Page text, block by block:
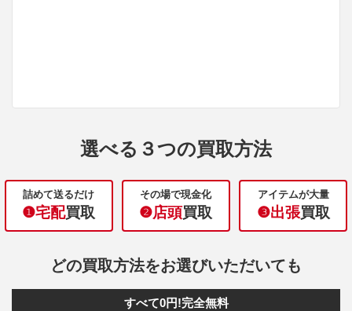
選べる３つの買取方法
詰めて送るだけ
❶宅配買取
その場で現金化
❷店頭買取
アイテムが大量
❸出張買取
どの買取方法をお選びいただいても
すべて0円!完全無料